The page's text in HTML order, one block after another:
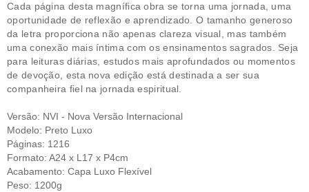
Cada página desta magnífica obra se torna uma jornada, uma
oportunidade de reflexão e aprendizado. O tamanho generoso
da letra proporciona não apenas clareza visual, mas também
uma conexão mais íntima com os ensinamentos sagrados. Seja
para leituras diárias, estudos mais aprofundados ou momentos
de devoção, esta nova edição está destinada a ser sua
companheira fiel na jornada espiritual.
Versão: NVI - Nova Versão Internacional
Modelo: Preto Luxo
Páginas: 1216
Formato: A24 x L17 x P4cm
Acabamento: Capa Luxo Flexível
Peso: 1200g